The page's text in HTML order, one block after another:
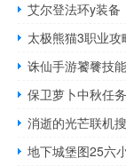
艾尔登法环y装备
太极熊猫3职业攻
诛仙手游饕餮技
保卫萝卜中秋任务
消逝的光芒联机
地下城堡图25六